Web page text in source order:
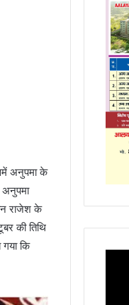
अनुपमा के
राजेश के
की तिथि
गया कि